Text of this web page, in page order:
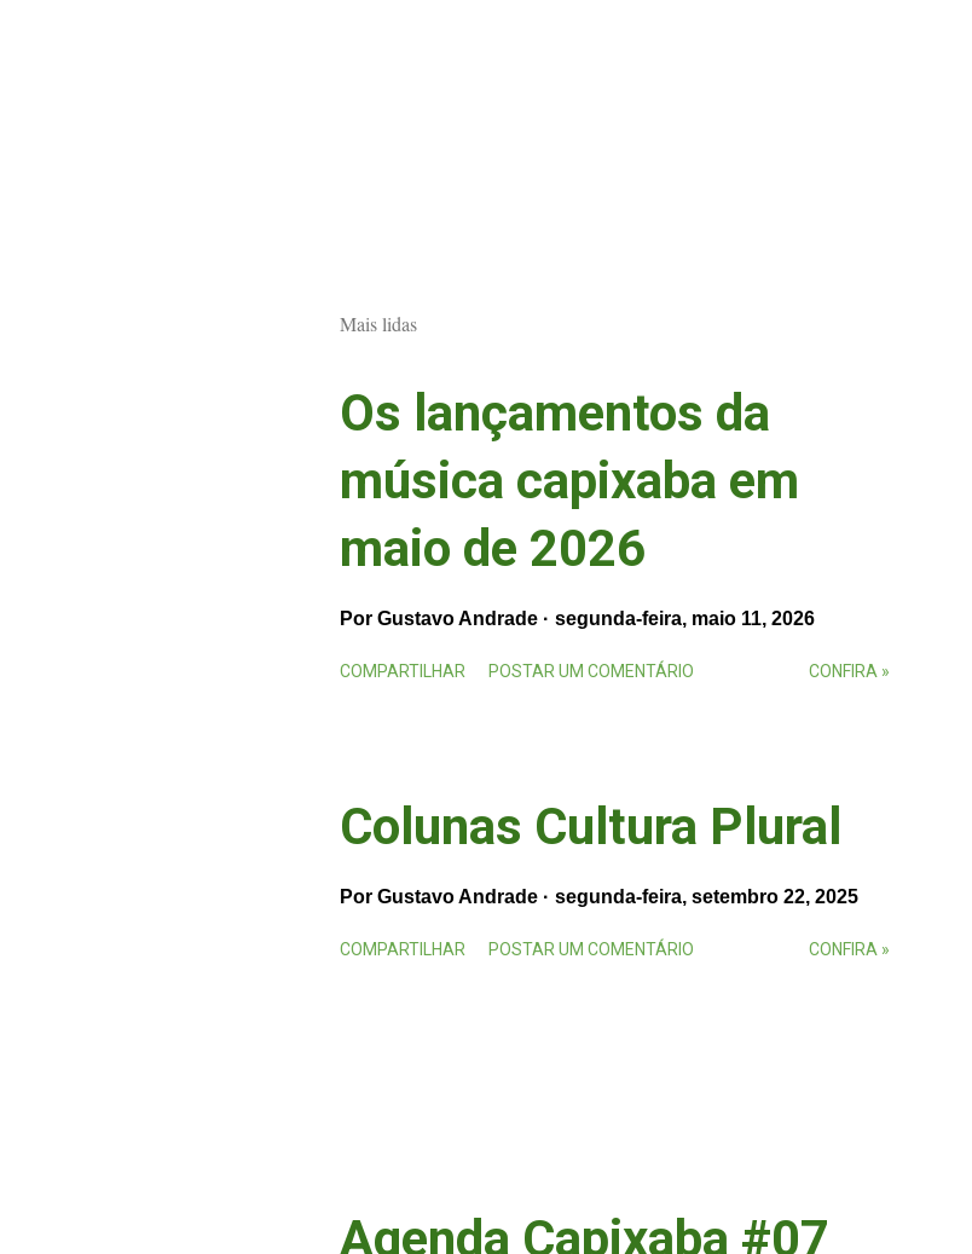
Mais lidas
Os lançamentos da
música capixaba em
maio de 2026
Por Gustavo Andrade segunda-feira, maio 11, 2026
COMPARTILHAR POSTAR UM COMENTÁRIO CONFIRA »
Colunas Cultura Plural
Por Gustavo Andrade segunda-feira, setembro 22, 2025
COMPARTILHAR POSTAR UM COMENTÁRIO CONFIRA »
Agenda Capixaba #07